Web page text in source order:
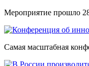
Мероприятие прошло
Самая масштабная